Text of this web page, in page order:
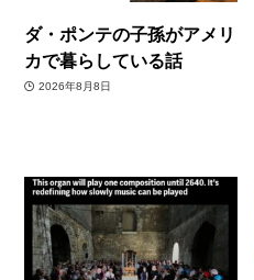
ダ・ポンテの子孫がアメリ
カで暮らしている話
2026年8月8日